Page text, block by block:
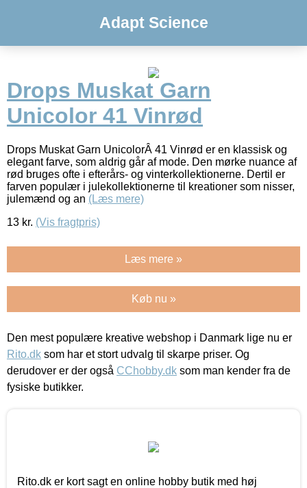
Adapt Science
Drops Muskat Garn
Unicolor 41 Vinrød
Drops Muskat Garn UnicolorÂ 41 Vinrød er en klassisk og
elegant farve, som aldrig går af mode. Den mørke nuance af
rød bruges ofte i efterårs- og vinterkollektionerne. Dertil er
farven populær i julekollektionerne til kreationer som nisser,
julemænd og an (Læs mere)
13 kr. (Vis fragtpris)
Læs mere »
Køb nu »
Den mest populære kreative webshop i Danmark lige nu er
Rito.dk som har et stort udvalg til skarpe priser. Og
derudover er der også CChobby.dk som man kender fra de
fysiske butikker.
Rito.dk er kort sagt en online hobby butik med høj